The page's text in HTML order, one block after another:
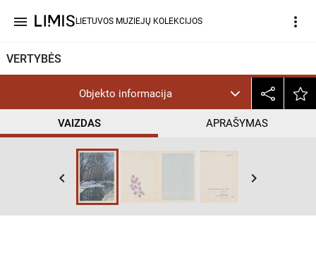
menu LIETUVOS MUZIEJŲ KOLEKCIJOS more_vert
VERTYBĖS
Objekto informacija
VAIZDAS APRAŠYMAS
keyboard_arrow_left keyboard_arrow_right